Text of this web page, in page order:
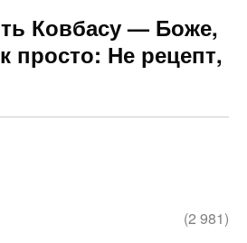
Ковбасу — Боже,
просто: Не рецепт,
(2 981)